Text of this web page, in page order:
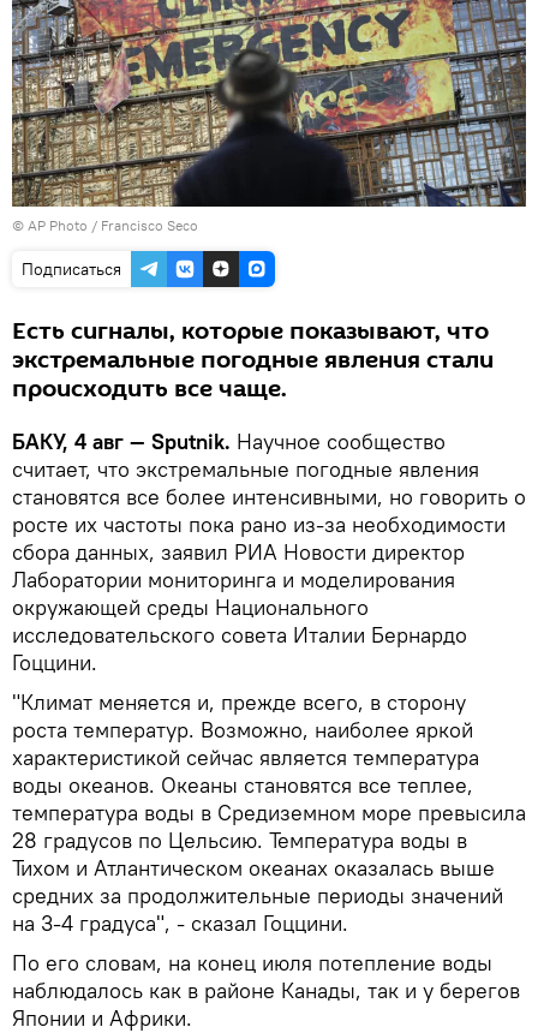
© AP Photo / Francisco Seco
Подписаться
Есть сигналы, которые показывают, что
экстремальные погодные явления стали
происходить все чаще.
БАКУ, 4 авг — Sputnik. Научное сообщество
считает, что экстремальные погодные явления
становятся все более интенсивными, но говорить о
росте их частоты пока рано из-за необходимости
сбора данных, заявил РИА Новости директор
Лаборатории мониторинга и моделирования
окружающей среды Национального
исследовательского совета Италии Бернардо
Гоццини.
"Климат меняется и, прежде всего, в сторону
роста температур. Возможно, наиболее яркой
характеристикой сейчас является температура
воды океанов. Океаны становятся все теплее,
температура воды в Средиземном море превысила
28 градусов по Цельсию. Температура воды в
Тихом и Атлантическом океанах оказалась выше
средних за продолжительные периоды значений
на 3-4 градуса", - сказал Гоццини.
По его словам, на конец июля потепление воды
наблюдалось как в районе Канады, так и у берегов
Японии и Африки.